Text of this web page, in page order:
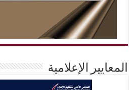
المعايير الإعلامية